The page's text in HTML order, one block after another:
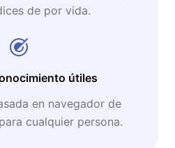
de por vida.
útiles
en navegador de
cualquier persona.